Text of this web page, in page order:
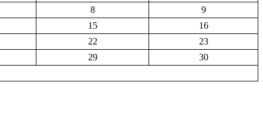
8
9
15
16
22
23
29
30